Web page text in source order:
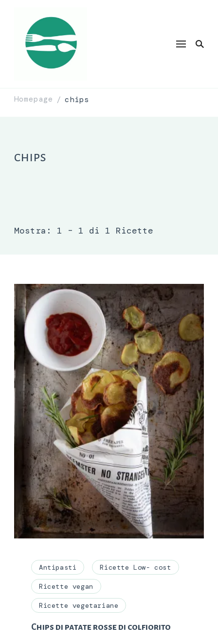
Homepage / chips
chips
Mostra: 1 – 1 di 1 Ricette
Antipasti Ricette Low- cost
Ricette vegan
Ricette vegetariane
Chips di patate rosse di colfiorito